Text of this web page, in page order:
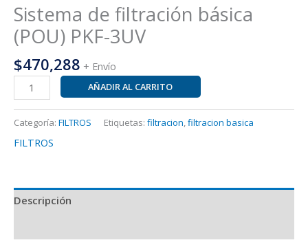
Sistema de filtración básica
(POU) PKF-3UV
$470,288 + Envío
AÑADIR AL CARRITO
Categoría: FILTROS Etiquetas: filtracion,filtracion basica
FILTROS
Descripción